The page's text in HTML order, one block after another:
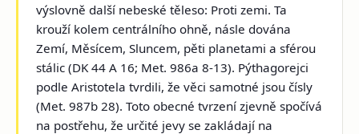
výslovně další nebeské těleso: Proti zemi. Ta
krouží kolem centrálního ohně, násle dována
Zemí, Měsícem, Sluncem, pěti planetami a sférou
stálic (DK 44 A 16; Met. 986a 8-13). Pýthagorejci
podle Aristotela tvrdili, že věci samotné jsou čísly
(Met. 987b 28). Toto obecné tvrzení zjevně spočívá
na postřehu, že určité jevy se zakládají na